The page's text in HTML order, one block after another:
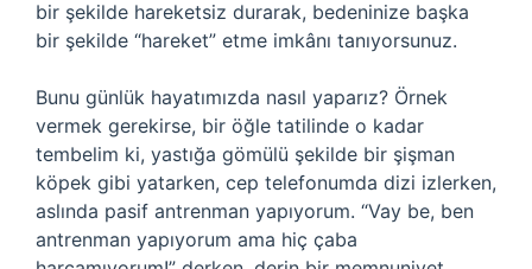
bir şekilde hareketsiz durarak, bedeninize başka
bir şekilde “hareket” etme imkânı tanıyorsunuz.
Bunu günlük hayatımızda nasıl yaparız? Örnek
vermek gerekirse, bir öğle tatilinde o kadar
tembelim ki, yastığa gömülü şekilde bir şişman
köpek gibi yatarken, cep telefonumda dizi izlerken,
aslında pasif antrenman yapıyorum. “Vay be, ben
antrenman yapıyorum ama hiç çaba